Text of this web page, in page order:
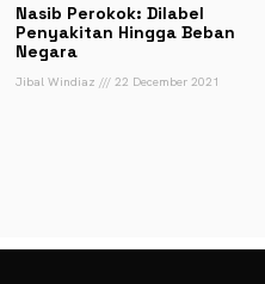
Nasib Perokok: Dilabel
Penyakitan Hingga Beban
Negara
Jibal Windiaz 22 December 2021